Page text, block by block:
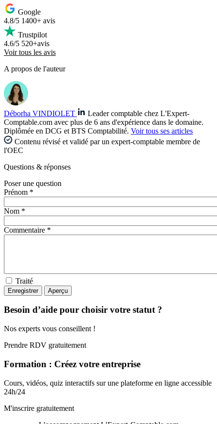
Google
4.8/5 1400+ avis
Trustpilot
4.6/5 520+avis
Voir tous les avis
A propos de l'auteur
Déborha VINDIOLET
Leader comptable chez L'Expert-
Comptable.com avec plus de 6 ans d'expérience dans le domaine.
Diplômée en DCG et BTS Comptabilité. Voir tous ses articles
Contenu révisé et validé par un expert-comptable membre de
l'OEC
Questions & réponses
Poser une question
Prénom *
Nom *
Commentaire *
Traité
Besoin d’aide pour choisir votre statut ?
Nos experts vous conseillent !
Prendre RDV gratuitement
Formation : Créez votre entreprise
Cours, vidéos, quiz interactifs sur une plateforme en ligne accessible
24h/24
M'inscrire gratuitement